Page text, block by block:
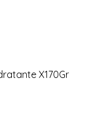
X170Gr